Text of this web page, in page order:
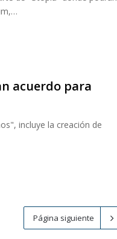
acuerdo para
incluye la creación de
Página siguiente